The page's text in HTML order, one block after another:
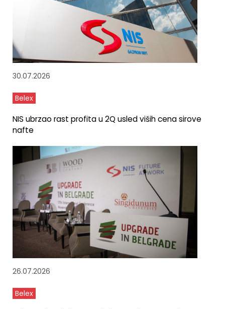
30.07.2026
Belex
NIS ubrzao rast profita u 2Q usled viših cena sirove
nafte
26.07.2026
Belex